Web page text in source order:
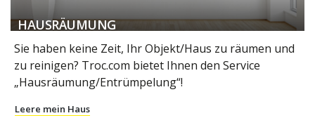
HAUSRÄUMUNG
Sie haben keine Zeit, Ihr Objekt/Haus zu räumen und
zu reinigen? Troc.com bietet Ihnen den Service
„Hausräumung/Entrümpelung“!
Leere mein Haus